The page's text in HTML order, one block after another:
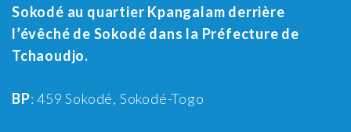
Sokodé au quartier Kpangalam derrière
l’évêché de Sokodé dans la Préfecture de
Tchaoudjo.
BP: 459 Sokodé, Sokodé-Togo